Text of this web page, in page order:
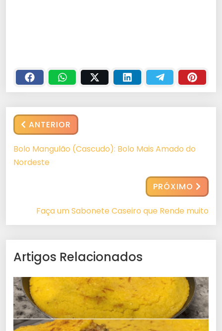
ANTERIOR
Bolo Mangulão (Cascudo): Bolo Mais Amado do
Nordeste
PRÓXIMO
Faça um Sabonete Caseiro que Rende muito
Artigos Relacionados